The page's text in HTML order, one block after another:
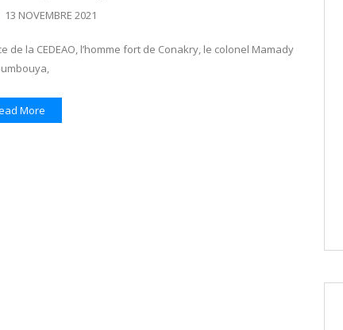
13 NOVEMBRE 2021
la CEDEAO, l’homme fort de Conakry, le colonel Mamady
More